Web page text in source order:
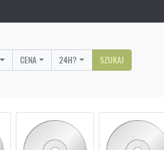
CENA 24H? SZUKAJ